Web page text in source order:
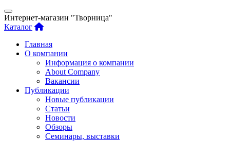
Интернет-магазин "Творница"
Каталог
Главная
О компании
Информация о компании
About Company
Вакансии
Публикации
Новые публикации
Статьи
Новости
Обзоры
Семинары, выставки